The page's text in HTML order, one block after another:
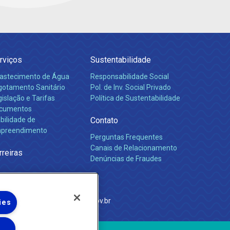
de Água
Sanitário
e Tarifas
de
Sustentabilidade
Responsabilidade Social
Pol. de Inv. Social Privado
Política de Sustentabilidade
Contato
Perguntas Frequentes
Canais de Relacionamento
Denúncias de Fraudes
Janeiro
http://www.agenersa.rj.gov.br